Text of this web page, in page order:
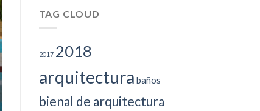
TAG CLOUD
2017 2018
arquitectura baños
bienal de arquitectura